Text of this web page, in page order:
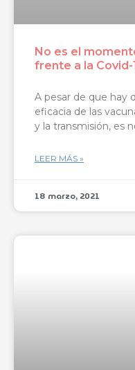
No es el
frente a la Covid-
A pesar de que hay
eficacia de las
y la transmisión, es
LEER MÁS »
18 marzo, 2021